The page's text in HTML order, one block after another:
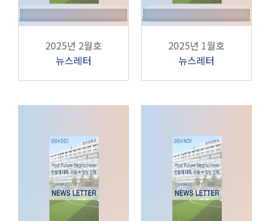
2025년 2월호
뉴스레터
2025년 1월호
뉴스레터